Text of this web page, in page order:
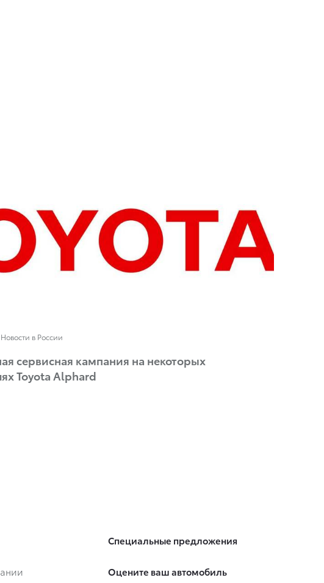
Новости в России
сервисная кампания на некоторых
Toyota Alphard
Специальные предложения
Оцените ваш автомобиль